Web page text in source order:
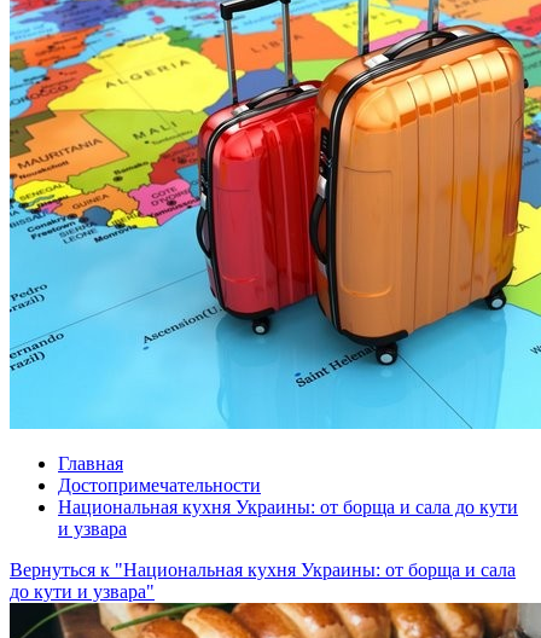
Главная
Достопримечательности
Национальная кухня Украины: от борща и сала до кути
и узвара
Вернуться к "Национальная кухня Украины: от борща и сала
до кути и узвара"